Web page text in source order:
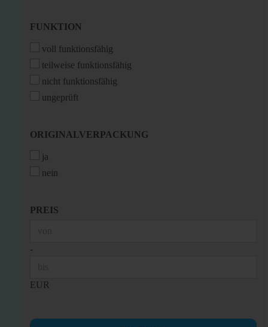
FUNKTION
FUNKTION
voll funktionsfähig
teilweise funktionsfähig
nicht funktionsfähig
ungeprüft
ORIGINALVERPACKUNG
ORIGINALVERPACKUNG
ja
nein
PREIS
PREIS
-
EUR